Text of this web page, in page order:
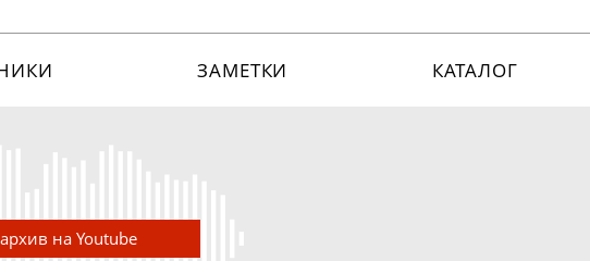
ЗАМЕТКИ КАТАЛОГ
на Youtube